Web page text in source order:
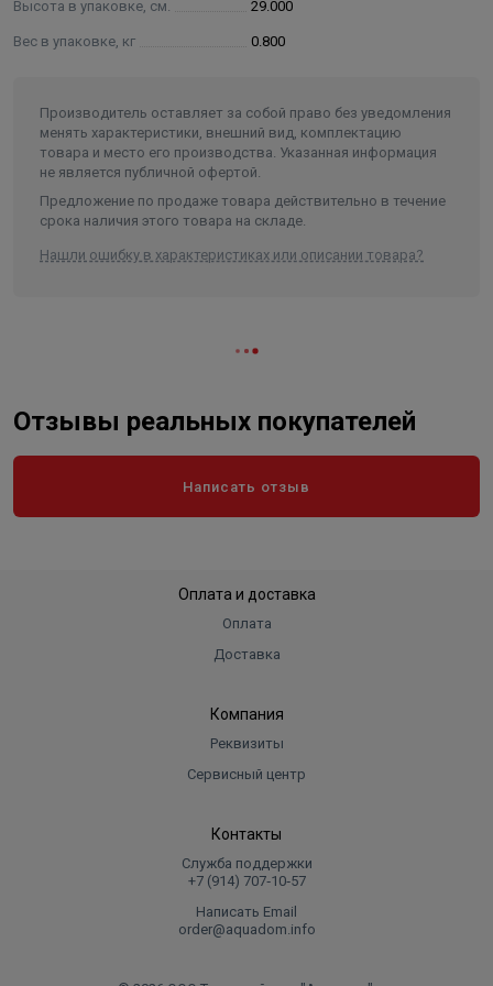
зависимости от степени загрязнения);
хромированные, эмалированные поверхности не более
Температурный режим мойки от +20°С до +40°C.
При проведении очистки помещение должно хорошо
проветриваться; рекомендуется наносить средство на
поверхность в виде тонкой струйки, сильно не нажимая
на рычаг, чтобы избежать образования в воздухе
мелкодисперсных брызг.
Высота в упаковке, см. 29.000
Вес в упаковке, кг 0.800
Производитель оставляет за собой право без уведомления
менять характеристики, внешний вид, комплектацию
товара и место его производства. Указанная информация
не является публичной офертой.
Предложение по продаже товара действительно в течение
срока наличия этого товара на складе.
Нашли ошибку в характеристиках или описании товара?
Отзывы реальных покупателей
Написать отзыв
Оплата и доставка
Оплата
Доставка
Компания
Реквизиты
Сервисный центр
Контакты
Служба поддержки
+7 (914) 707‑10‑57
Написать Email
order@aquadom.info